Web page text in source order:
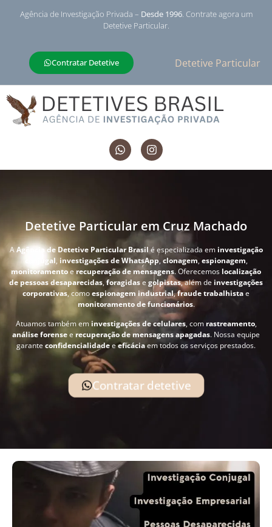
Agência de Investigação Privada – Desde 1996. Contrate agora um
Detetive Particular.
Contratar Detetive Detetive Particular
Detetive Particular em Cruz Machado
AAgência de Detetive Particular Brasil é especializada em investigação
conjugal, investigações de WhatsApp, clonagem,espionagem,
monitoramentoe recuperação de mensagens. Oferecemos localização
de pessoas desaparecidas, foragidase golpistas, além de investigações
corporativas, comoespionagem industrial,fraude trabalhistae
monitoramento de funcionários.
Atuamos também em investigações de celulares, com rastreamento,
análise forensee recuperação de mensagens apagadas. Nossa equipe
garante confidencialidadeeeficáciaem todos os serviços prestados.
Contratar detetive